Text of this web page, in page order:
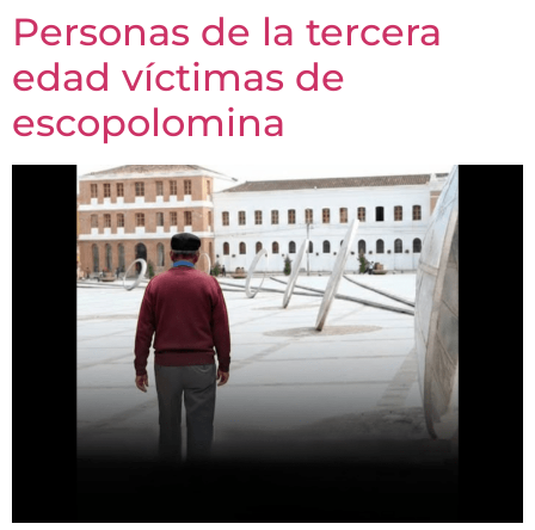
Personas de la tercera
edad víctimas de
escopolomina